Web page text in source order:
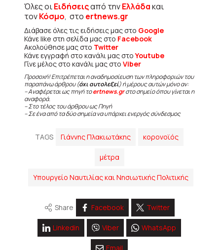
Όλες οιΕιδήσειςαπό τηνΕλλάδακαι
τονΚόσμο, στο ertnews.gr
Διάβασε όλες τις ειδήσεις μας στο Google
Κάνε like στη σελίδα μας στο Facebook
Ακολούθησε μας στο Twitter
Κάνε εγγραφή στο κανάλι μας στοYoutube
Γίνε μέλος στο κανάλι μας στο Viber
Προσοχή! Επιτρέπεται η αναδημοσίευση των πληροφοριών του
παραπάνω άρθρου (όχι αυτολεξεί) ή μέρους αυτών μόνο αν:
– Αναφέρεται ως πηγή τοertnews.grστο σημείο όπου γίνεται η
αναφορά.
– Στο τέλος του άρθρου ως Πηγή
– Σε ένα από τα δύο σημεία να υπάρχει ενεργός σύνδεσμος
TAGS Γιάννης Πλακιωτάκης κορονοϊός
μέτρα
Υπουργείο Ναυτιλίας και Νησιωτικής Πολιτικής
Share Facebook Twitter
Linkedin Viber WhatsApp
Email